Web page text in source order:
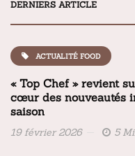
DERNIERS ARTICLE
ACTUALITÉ FOOD
« Top Chef » revient
cœur des nouveautés
saison
19 février 2026 5